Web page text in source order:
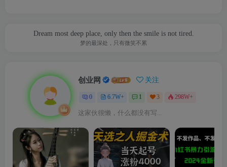
Dream most deep place, only then the smile is not tired.
梦的最深处，只有微笑不累
创业网 关注
0 6.7W+ 1 3 298W+
这家伙很懒，什么都没有写...